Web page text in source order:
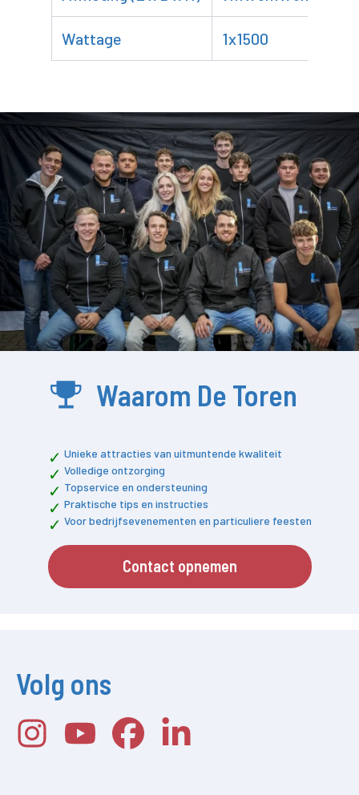
Wattage 1x1500
Waarom De Toren
Unieke attracties van uitmuntende kwaliteit
Volledige ontzorging
Topservice en ondersteuning
Praktische tips en instructies
Voor bedrijfsevenementen en particuliere feesten
Contact opnemen
Volg ons